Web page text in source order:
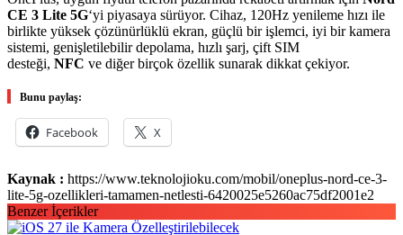
CE 3 Lite 5G‘yi piyasaya sürüyor. Cihaz, 120Hz yenileme hızı ile
birlikte yüksek çözünürlüklü ekran, güçlü bir işlemci, iyi bir kamera
sistemi, genişletilebilir depolama, hızlı şarj, çift SIM
desteği, NFC ve diğer birçok özellik sunarak dikkat çekiyor.
Bunu paylaş:
Facebook X
Kaynak : https://www.teknolojioku.com/mobil/oneplus-nord-ce-3-
lite-5g-ozellikleri-tamamen-netlesti-6420025e5260ac75df2001e2
Benzer İçerikler